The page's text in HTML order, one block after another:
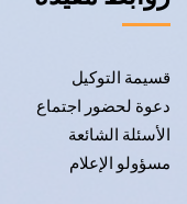
قسيمة التوكيل
دعوة لحضور اجتماع
الأسئلة الشائعة
مسؤولو الإعلام